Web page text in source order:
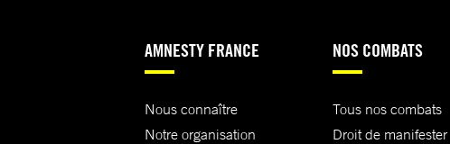
AMNESTY FRANCE
Nous connaître
Notre organisation
NOS COMBATS
Tous nos combats
Droit de manifester